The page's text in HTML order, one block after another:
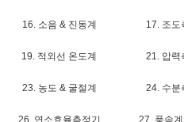
16. 소음 & 진동계 17. 조도
19. 적외선 온도계 21. 압력
23. 농도 & 굴절계 24. 수분
26. 연소효율측정기 27. 풍속계